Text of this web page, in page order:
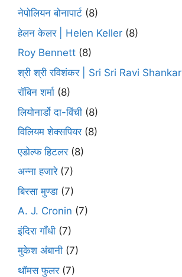
नेपोलियन बोनापार्ट (8)
हेलन केलर | Helen Keller (8)
Roy Bennett (8)
श्री श्री रविशंकर | Sri Sri Ravi Shankar
रॉबिन शर्मा (8)
लियोनार्डो दा-विंची (8)
विलियम शेक्सपियर(8)
एडोल्फ हिटलर(8)
अन्ना हजारे(7)
बिरसा मुण्डा (7)
A. J. Cronin (7)
इंदिरा गाँधी (7)
मुकेश अंबानी (7)
थॉमस फुलर(7)